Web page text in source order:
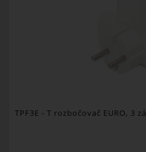
TPF3E - T rozbočovač EURO, 3